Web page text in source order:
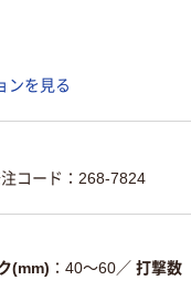
ンを見る
コード：268-7824
(mm) 40～60／ 打撃数